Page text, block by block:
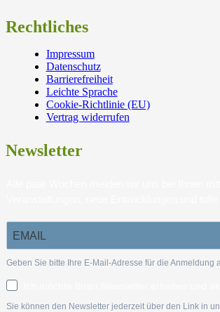
Rechtliches
Impressum
Datenschutz
Barrierefreiheit
Leichte Sprache
Cookie-Richtlinie (EU)
Vertrag widerrufen
Newsletter
Geben Sie bitte Ihre E-Mail-Adresse für die Anmeldung
Sie können den Newsletter jederzeit über den Link in